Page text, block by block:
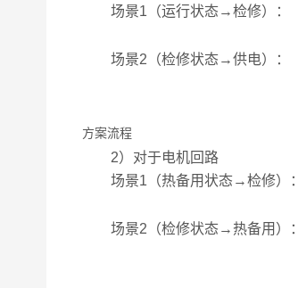
场景1（运行状态→检修）：
场景2（检修状态→供电）：
方案流程
2）对于电机回路
场景1（热备用状态→检修）：
场景2（检修状态→热备用）：